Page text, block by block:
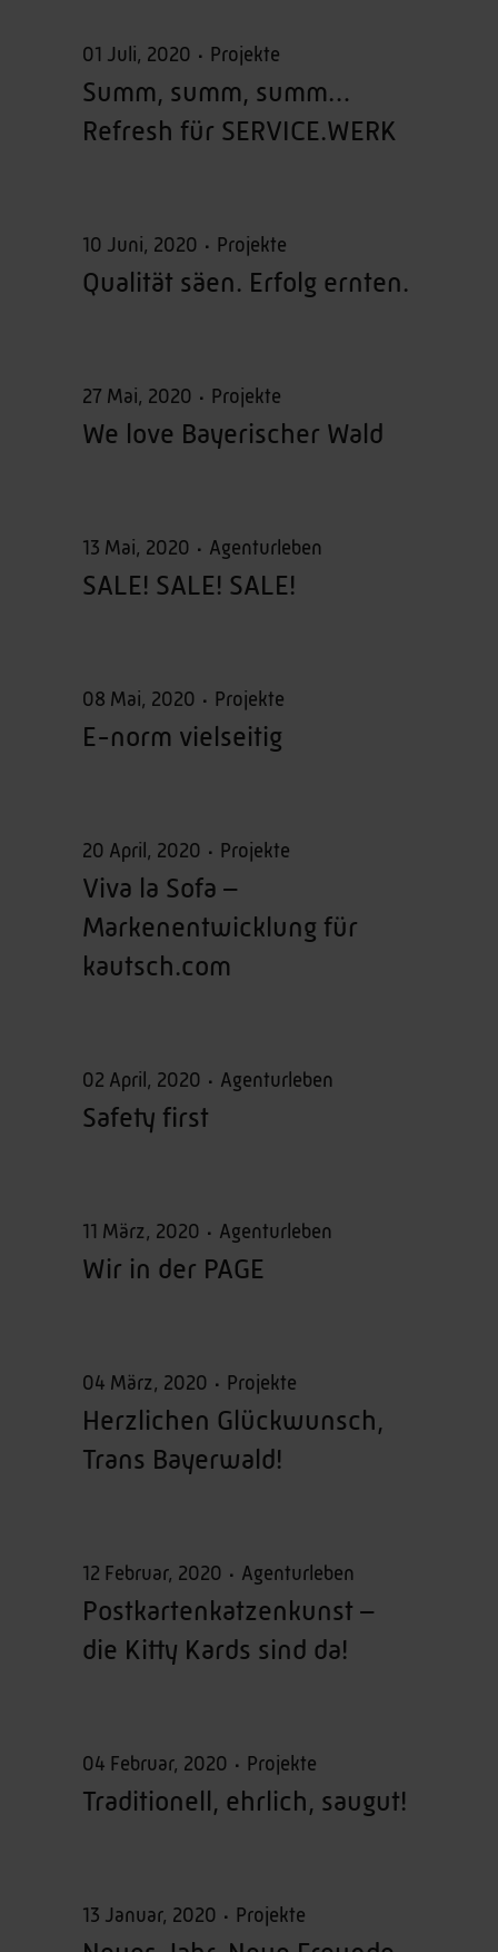
01 Juli, 2020 Projekte
Summ, summ, summ…
Refresh für SERVICE.WERK
10 Juni, 2020 Projekte
Qualität säen. Erfolg ernten.
27 Mai, 2020 Projekte
We love Bayerischer Wald
13 Mai, 2020 Agenturleben
SALE! SALE! SALE!
08 Mai, 2020 Projekte
E-norm vielseitig
20 April, 2020 Projekte
Viva la Sofa –
Markenentwicklung für
kautsch.com
02 April, 2020 Agenturleben
Safety first
11 März, 2020 Agenturleben
Wir in der PAGE
04 März, 2020 Projekte
Herzlichen Glückwunsch,
Trans Bayerwald!
12 Februar, 2020 Agenturleben
Postkartenkatzenkunst –
die Kitty Kards sind da!
04 Februar, 2020 Projekte
Traditionell, ehrlich, saugut!
13 Januar, 2020 Projekte